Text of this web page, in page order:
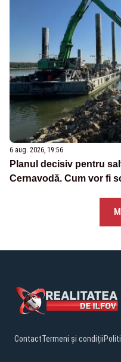
6 aug. 2026, 19:56
Planul decisiv pentru
Cernavodă. Cum vor fi
ContactTermeni și condiții